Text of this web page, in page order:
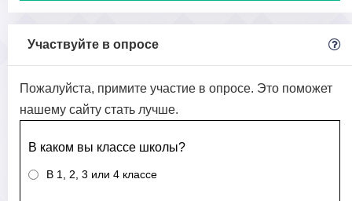
Участвуйте в опросе
Пожалуйста, примите участие в опросе. Это поможет
нашему сайту стать лучше.
В каком вы классе школы?
В 1, 2, 3 или 4 классе